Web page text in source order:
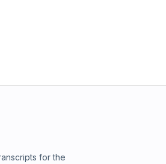
for the